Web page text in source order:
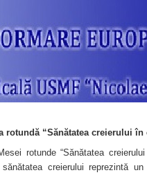
rotundă “Sănătatea creierului
rotunde “Sănătatea
creierului reprezintă